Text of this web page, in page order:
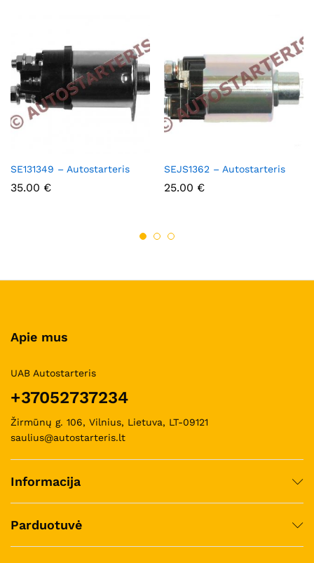
SE131349 – Autostarteris
35.00 €
SEJS1362 – Autostarteris
25.00 €
Apie mus
UAB Autostarteris
+37052737234
Žirmūnų g. 106, Vilnius, Lietuva, LT-09121
saulius@autostarteris.lt
Informacija
Parduotuvė